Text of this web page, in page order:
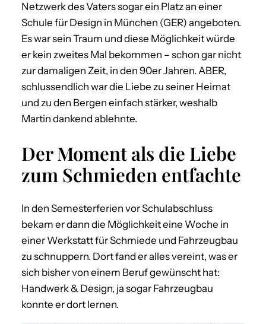
Netzwerk des Vaters sogar ein Platz an einer
Schule für Design in München (GER) angeboten.
Es war sein Traum und diese Möglichkeit würde
er kein zweites Mal bekommen – schon gar nicht
zur damaligen Zeit, in den 90er Jahren. ABER,
schlussendlich war die Liebe zu seiner Heimat
und zu den Bergen einfach stärker, weshalb
Martin dankend ablehnte.
Der Moment als die Liebe
zum Schmieden entfachte
In den Semesterferien vor Schulabschluss
bekam er dann die Möglichkeit eine Woche in
einer Werkstatt für Schmiede und Fahrzeugbau
zu schnuppern. Dort fand er alles vereint, was er
sich bisher von einem Beruf gewünscht hat:
Handwerk & Design, ja sogar Fahrzeugbau
konnte er dort lernen.